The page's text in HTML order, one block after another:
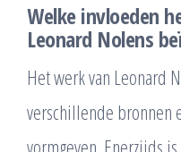
Welke invloeden
Leonard Nolens
Het werk van Leonard
verschillende bronnen